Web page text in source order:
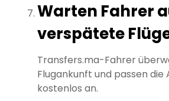
Warten Fahrer
verspätete
Transfers.ma-Fahrer
Flugankunft und passen die
kostenlos an.